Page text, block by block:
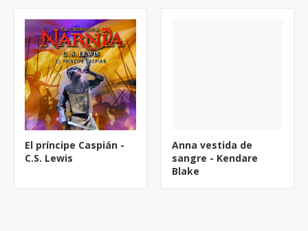
El príncipe Caspián -
C.S. Lewis
Anna vestida de
sangre - Kendare
Blake